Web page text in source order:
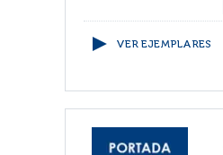
VER EJEMPLARES